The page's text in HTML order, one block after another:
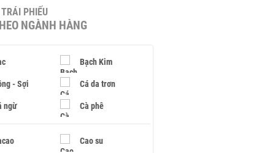
TRÁI PHIẾU
NGÀNH HÀNG
Bạch Kim
- Sợi Cá da trơn
ngừ Cà phê
Cao su